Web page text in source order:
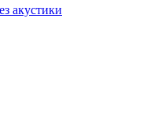
акустики